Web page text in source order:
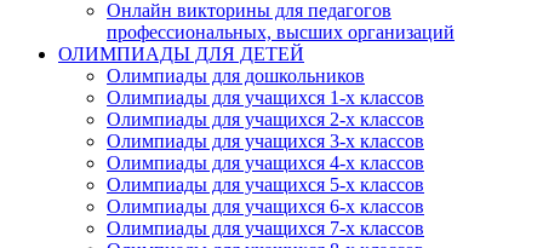
Онлайн викторины для педагогов
профессиональных, высших организаций
ОЛИМПИАДЫ ДЛЯ ДЕТЕЙ
Олимпиады для дошкольников
Олимпиады для учащихся 1-х классов
Олимпиады для учащихся 2-х классов
Олимпиады для учащихся 3-х классов
Олимпиады для учащихся 4-х классов
Олимпиады для учащихся 5-х классов
Олимпиады для учащихся 6-х классов
Олимпиады для учащихся 7-х классов